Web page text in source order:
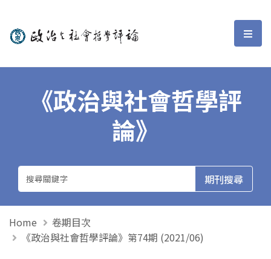
政治與社會哲學評論 選
《政治與社會哲學評
論》
Home
卷期目次
《政治與社會哲學評論》第74期 (2021/06)